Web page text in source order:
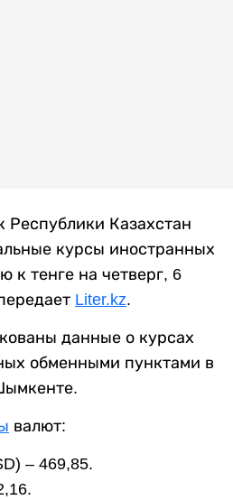
Республики Казахстан
курсы иностранных
к тенге на четверг, 6
Liter.kz.
данные о курсах
обменными пунктами в
валют:
– 469,85.